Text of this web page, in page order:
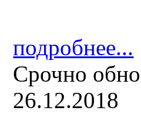
подробнее...
Срочно
26.12.2018